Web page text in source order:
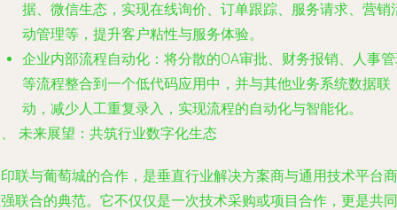
据、微信生态，实现在线询价、订单跟踪、服务请求、营销
动管理等，提升客户粘性与服务体验。
企业内部流程自动化 ：将分散的OA审批、财务报销、人事
等流程整合到一个低代码应用中，并与其他业务系统数据联
动，减少人工重复录入，实现流程的自动化与智能化。
未来展望：共筑行业数字化生态
联与葡萄城的合作，是垂直行业解决方案商与通用技术平台商
联合的典范。它不仅仅是一次技术采购或项目合作，更是共同